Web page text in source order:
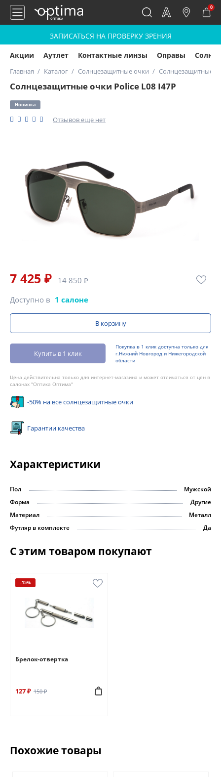
0
ЗАПИСАТЬСЯ НА ПРОВЕРКУ ЗРЕНИЯ
Акции Аутлет Контактные линзы Оправы
Главная Каталог Солнцезащитные очки Солнцезащитные
Солнцезащитные очки Police L08 I47P
Новинка
Отзывов еще нет
7 425 ₽ 14 850 ₽
Доступно в 1 салоне
В корзину
Купить в 1 клик
Покупка в 1 клик доступна только для
г.Нижний Новгород и Нижегородской
области
Цена действительна только для интернет-магазина и может отличаться от цен в
салонах "Оптика Оптима"
-50% на все солнцезащитные очки
Гарантии качества
Характеристики
Пол
Мужской
Форма
Другие
Материал
Металл
Футляр в комплекте
Да
С этим товаром покупают
-15%
Брелок-отвертка
127 ₽ 150 ₽
Похожие товары